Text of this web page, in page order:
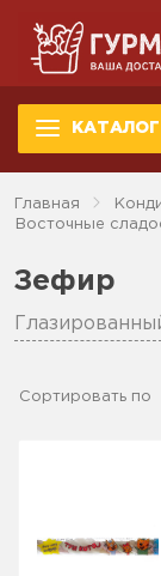
КАТАЛОГ
Главная
Восточные
Зефир
Сортировать по